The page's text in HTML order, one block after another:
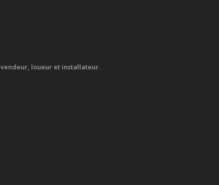
loueur et installateur.